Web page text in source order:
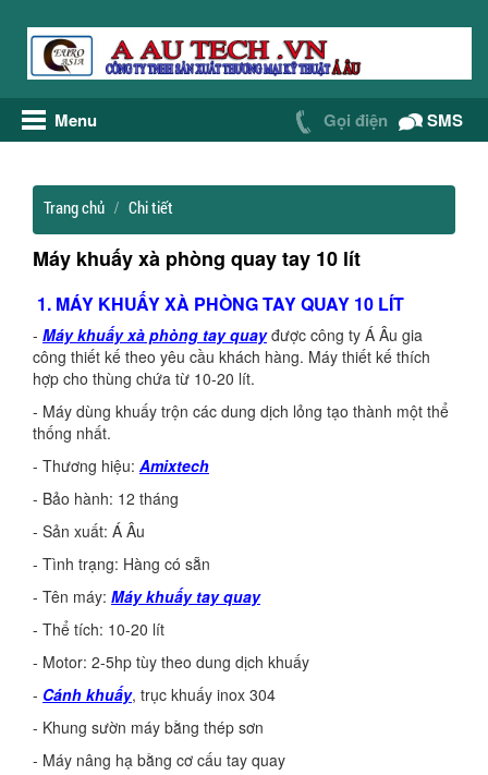
Menu Gọi điện SMS
Trang chủ Chi tiết
Máy khuấy xà phòng quay tay 10 lít
1. MÁY KHUẤY XÀ PHÒNG TAY QUAY 10 LÍT
- Máy khuấy xà phòng tay quayđược công ty Á Âu gia
công thiết kế theo yêu cầu khách hàng. Máy thiết kế thích
hợp cho thùng chứa từ 10-20 lít.
- Máy dùng khuấy trộn các dung dịch lỏng tạo thành một thể
thống nhất.
- Thương hiệu: Amixtech
- Bảo hành: 12 tháng
- Sản xuất: Á Âu
- Tình trạng: Hàng có sẵn
- Tên máy: Máy khuấy tay quay
- Thể tích: 10-20 lít
- Motor: 2-5hp tùy theo dung dịch khuấy
- Cánh khuấy, trục khuấy inox 304
- Khung sườn máy bằng thép sơn
- Máy nâng hạ bằng cơ cấu tay quay